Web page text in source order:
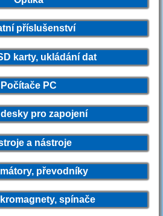
příslušenství
karty, ukládání dat
PC
pro zapojení
a nástroje
převodníky
spínače